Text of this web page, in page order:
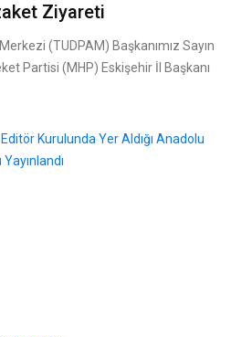
Ziyareti
(TUDPAM) Başkanımız Sayın
Partisi (MHP) Eskişehir İl Başkanı